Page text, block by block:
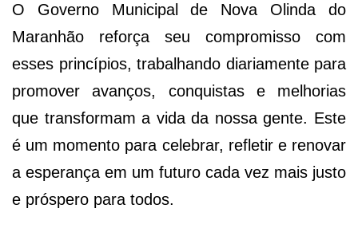
O Governo Municipal de Nova Olinda do
Maranhão reforça seu compromisso com
esses princípios, trabalhando diariamente para
promover avanços, conquistas e melhorias
que transformam a vida da nossa gente. Este
é um momento para celebrar, refletir e renovar
a esperança em um futuro cada vez mais justo
e próspero para todos.